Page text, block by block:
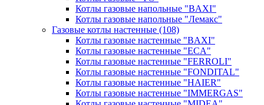
Котлы газовые напольные "BAXI"
Котлы газовые напольные "Лемакс"
Газовые котлы настенные (108)
Котлы газовые настенные "BAXI"
Котлы газовые настенные "ECA"
Котлы газовые настенные "FERROLI"
Котлы газовые настенные "FONDITAL"
Котлы газовые настенные "HAIER"
Котлы газовые настенные "IMMERGAS"